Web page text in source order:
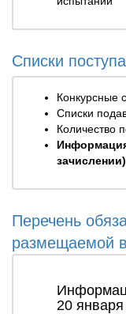
Списки
Конкурсные
Списки
Количество
зачислении)
Перечень
размещаемой
20